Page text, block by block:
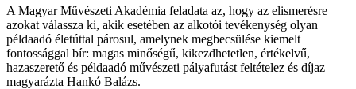
A Magyar Művészeti Akadémia feladata az, hogy az elismerésre
azokat válassza ki, akik esetében az alkotói tevékenység olyan
példaadó életúttal párosul, amelynek megbecsülése kiemelt
fontossággal bír: magas minőségű, kikezdhetetlen, értékelvű,
hazaszerető és példaadó művészeti pályafutást feltételez és díjaz –
magyarázta Hankó Balázs.